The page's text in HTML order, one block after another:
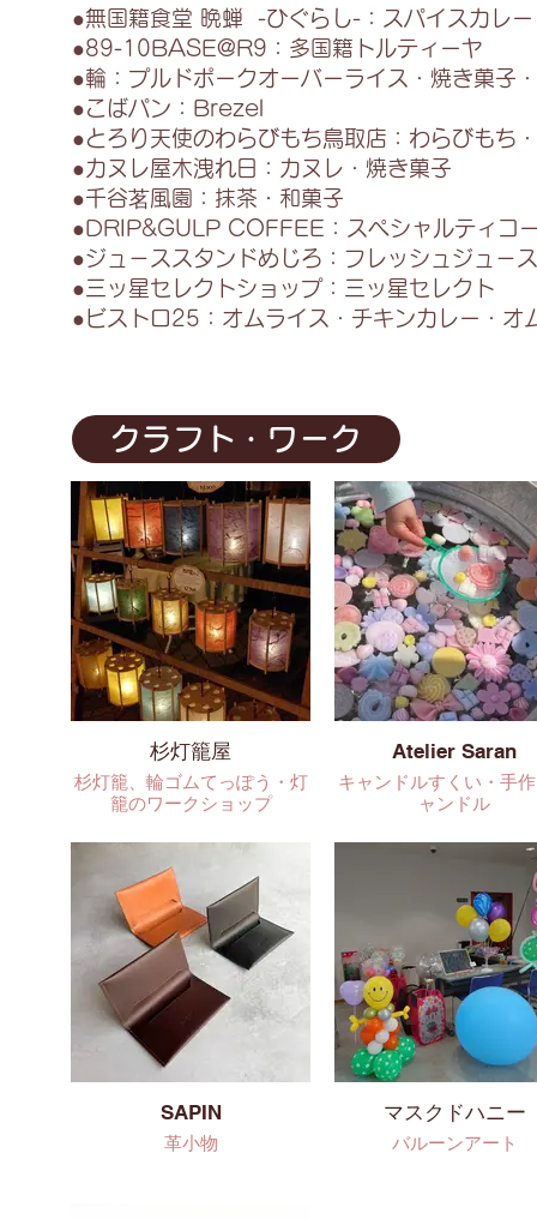
●無国籍食堂 晩蝉 -ひぐらし-：スパイスカレー
●89-10BASE@R9：多国籍トルティーヤ
●輪：プルドポークオーバーライス・焼き菓子
●こばパン：Brezel
●とろり天使のわらびもち鳥取店：わらびもち
●カヌレ屋木洩れ日：カヌレ・焼き菓子
●千谷茗風園：抹茶・和菓子
●DRIP&GULP COFFEE：スペシャルティコ
●ジュ－ススタンドめじろ：フレッシュジュ－ス
●三ッ星セレクトショップ：三ッ星セレクト
●ビストロ25：オムライス・チキンカレー・オ
クラフト・ワーク
杉灯籠屋
杉灯籠、輪ゴムてっぽう・灯
籠のワークショップ
Atelier Saran
キャンドルすくい・手
ャンドル
SAPIN
革小物
マスクドハニー
バルーンアート